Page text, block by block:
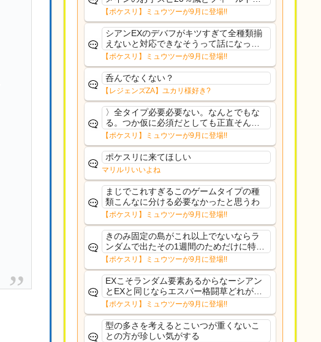
果のみフェアリーノーマルとか引いたら
まともに料理も作れないし終わり控えめ
に言ってカス
【ポケスリ】ミュウツーが9月に登場!!
シアンEXのデバフがキツすぎて全種類揃
えないと対応できなそうって話になって
るわ
【ポケスリ】ミュウツーが9月に登場!!
呑んでなくない？
【レジェンズZA】ユカリ様好き?
〉全タイプ必要必要ない。なんとでもな
る。つか仮に必須だとしても正直そんな
もんに付き合う気は無い。運営は時間の
リソースを甘く見すぎなのよ。ポケスリ
やったことないやろうなと思ってる。〉
ラピスEX最短二年後...
【ポケスリ】ミュウツーが9月に登場!!
ポケスリに来てほしい
マリルリいいよね
まじでこれすぎるこのゲームタイプの種
類こんなに分ける必要なかったと思うわ
【ポケスリ】ミュウツーが9月に登場!!
きのみ固定の島がこれ以上でないならラ
ンダムで出たその1週間のためだけに特定
のタイプにリソース割くのなんだかむな
しい気がするわ出番がないってわけじゃ
ないから無駄ではないんだけど
【ポケスリ】ミュウツーが9月に登場!!
EXこそランダム要素あるからなーシアン
とEXと同じならエスパー格闘草どれが事
前に来るか分からんから、積む必要があ
るミュウツーは使いにくくね？って思っ
た
【ポケスリ】ミュウツーが9月に登場!!
型の多さを考えるとこいつが重くないこ
との方が珍しい気がする